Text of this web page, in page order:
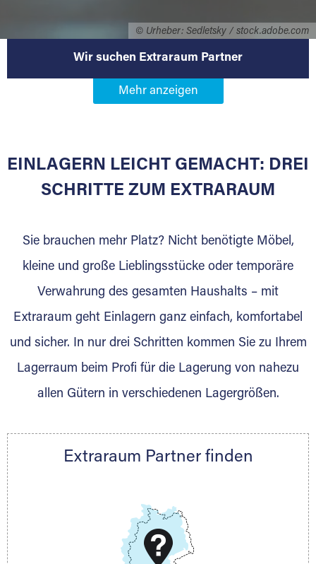
© Urheber: Sedletsky / stock.adobe.com
Wir suchen Extraraum Partner
Werden Sie Extraraum Partner in
Sie bieten Kunden Lagerraum zur Miete, der
für die Einlagerung von Umzugsgut gebaut
Lagerkunden und Vermietungen.
Ihre Vorteile als Extraraum Partner:
Marktgerechte Preise
Digitale Buchungsplattform
Gewinnung von Neukunden
Nachricht.
Telefon:+49 6145 5442 - 404
DMG Aktiengesellschaft
EINLAGERN LEICHT GEMACHT: DREI
SCHRITTE ZUM EXTRARAUM
Sie brauchen mehr Platz? Nicht benötigte Möbel,
kleine und große Lieblingsstücke oder temporäre
Verwahrung des gesamten Haushalts – mit
Extraraum geht Einlagern ganz einfach, komfortabel
und sicher. In nur drei Schritten kommen Sie zu Ihrem
Lagerraum beim Profi für die Lagerung von nahezu
allen Gütern in verschiedenen Lagergrößen.
Extraraum Partner finden